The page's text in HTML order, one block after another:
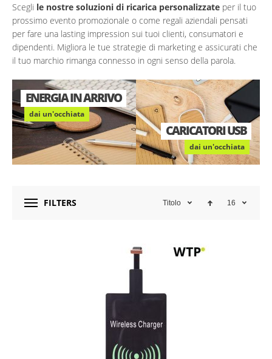
Scegli le nostre soluzioni di ricarica personalizzate per il tuo
prossimo evento promozionale o come regali aziendali pensati
per fare una lasting impression sui tuoi clienti, consumatori e
dipendenti. Migliora le tue strategie di marketing e assicurati che
il tuo marchio rimanga connesso in ogni senso della parola.
ENERGIA IN ARRIVO
dai un'occhiata
CARICATORI USB
dai un'occhiata
FILTERS Titolo 16